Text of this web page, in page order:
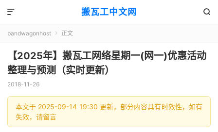
搬瓦工中文网 

bandwagonhost  正文
【2025年】搬瓦工网络星期一(网一)优惠活动
整理与预测（实时更新）
2018-11-26
本文于 2025-09-14 19:30 更新，部分内容具有时效性，如有
失效，请留言